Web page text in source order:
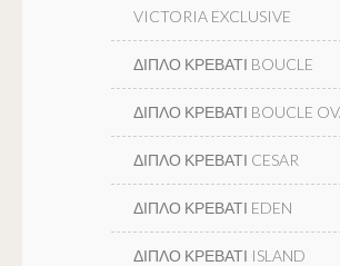
VICTORIA EXCLUSIVE
ΔΙΠΛΟ ΚΡΕΒΑΤΙ BOUCLE
ΔΙΠΛΟ ΚΡΕΒΑΤΙ BOUCLE
ΔΙΠΛΟ ΚΡΕΒΑΤΙ CESAR
ΔΙΠΛΟ ΚΡΕΒΑΤΙ EDEN
ΔΙΠΛΟ ΚΡΕΒΑΤΙ ISLAND